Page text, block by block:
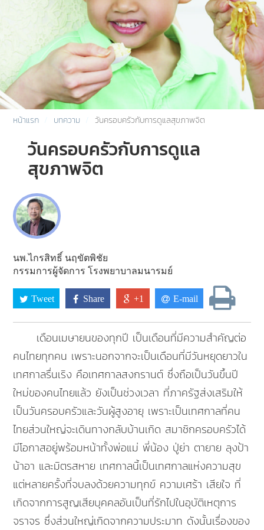
หน้าแรก บทความ วันครอบครัวกับการดูแลสุขภาพจิต
วันครอบครัวกับการดูแล
สุขภาพจิต
นพ.ไกรสิทธิ์ นฤขัตพิชัย
กรรมการผู้จัดการ โรงพยาบาลมนารมย์
Tweet Share +1 E-mail
เดือนเมษายนของทุกปี เป็นเดือนที่มีความสำคัญต่อ
คนไทยทุกคน เพราะนอกจากจะเป็นเดือนที่มีวันหยุดยาวใน
เทศกาลรื่นเริง คือเทศกาลสงกรานต์ ซึ่งถือเป็นวันขึ้นปี
ใหม่ของคนไทยแล้ว ยังเป็นช่วงเวลา ที่ภาครัฐส่งเสริมให้
เป็นวันครอบครัวและวันผู้สูงอายุ เพราะเป็นเทศกาลที่คน
ไทยส่วนใหญ่จะเดินทางกลับบ้านเกิด สมาชิกครอบครัวได้
มีโอกาสอยู่พร้อมหน้าทั้งพ่อแม่ พี่น้อง ปู่ย่า ตายาย ลุงป้า
น้าอา และมิตรสหาย เทศกาลนี้เป็นเทศกาลแห่งความสุข
แต่หลายครั้งที่จบลงด้วยความทุกข์ ความเศร้า เสียใจ ที่
เกิดจากการสูญเสียบุคคลอันเป็นที่รักไปในอุบัติเหตุการ
จราจร ซึ่งส่วนใหญ่เกิดจากความประมาท ดังนั้นเรื่องของ